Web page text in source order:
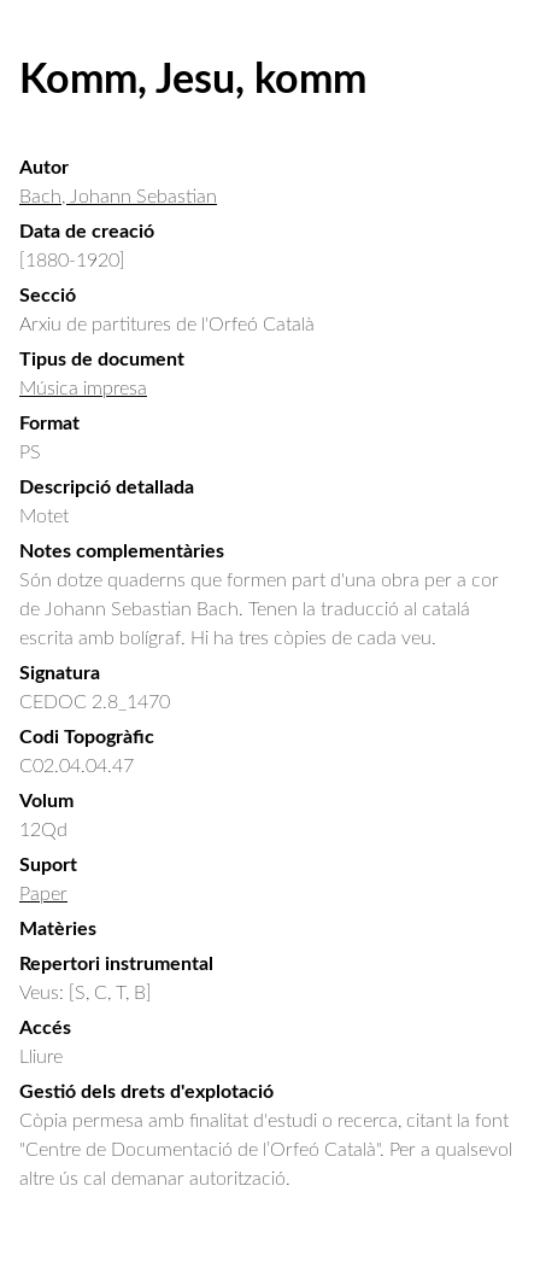
Komm, Jesu, komm
Autor
Bach, Johann Sebastian
Data de creació
[1880-1920]
Secció
Arxiu de partitures de l'Orfeó Català
Tipus de document
Música impresa
Format
PS
Descripció detallada
Motet
Notes complementàries
Són dotze quaderns que formen part d'una obra per a cor
de Johann Sebastian Bach. Tenen la traducció al catalá
escrita amb bolígraf. Hi ha tres còpies de cada veu.
Signatura
CEDOC 2.8_1470
Codi Topogràfic
C02.04.04.47
Volum
12Qd
Suport
Paper
Matèries
Repertori instrumental
Veus: [S, C, T, B]
Accés
Lliure
Gestió dels drets d'explotació
Còpia permesa amb finalitat d'estudi o recerca, citant la font
"Centre de Documentació de l’Orfeó Català". Per a qualsevol
altre ús cal demanar autorització.